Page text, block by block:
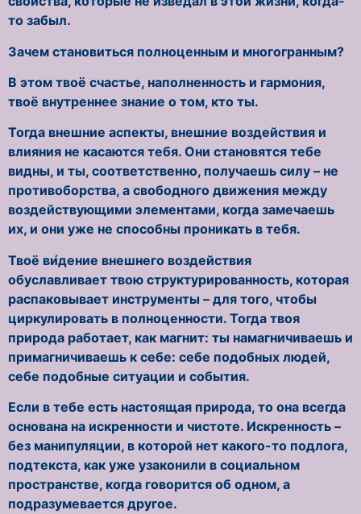
то забыл.
Зачем становиться полноценным и многогранным?
В этом твоё счастье, наполненность и гармония,
твоё внутреннее знание о том, кто ты.
Тогда внешние аспекты, внешние воздействия и
влияния не касаются тебя. Они становятся тебе
видны, и ты, соответственно, получаешь силу – не
противоборства, а свободного движения между
воздействующими элементами, когда замечаешь
их, и они уже не способны проникать в тебя.
Твоё ви́дение внешнего воздействия
обуславливает твою структурированность, которая
распаковывает инструменты – для того, чтобы
циркулировать в полноценности. Тогда твоя
природа работает, как магнит: ты намагничиваешь и
примагничиваешь к себе: себе подобных людей,
себе подобные ситуации и события.
Если в тебе есть настоящая природа, то она всегда
основана на искренности и чистоте. Искренность –
без манипуляции, в которой нет какого-то подлога,
подтекста, как уже узаконили в социальном
пространстве, когда говорится об одном, а
подразумевается другое.